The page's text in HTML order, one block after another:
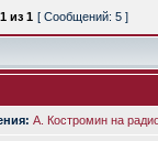
1 из 1 [ Сообщений: 5 ]
А. Костромин на